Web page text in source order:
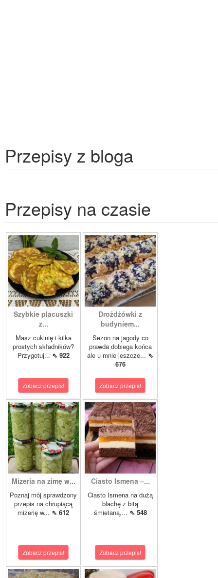
Przepisy z bloga
Przepisy na czasie
Szybkie placuszki
z...
Masz cukinię i kilka
prostych składników?
Przygotuj... ⇖ 922
Zobacz przepis!
Drożdżówki z
budyniem...
Sezon na jagody co
prawda dobiega końca
ale u mnie jeszcze... ⇖
676
Zobacz przepis!
Mizeria na zimę w...
Poznaj mój sprawdzony
przepis na chrupiącą
mizerię w... ⇖ 612
Zobacz przepis!
Ciasto Ismena –...
Ciasto Ismena na dużą
blachę z bitą
śmietaną,... ⇖ 548
Zobacz przepis!